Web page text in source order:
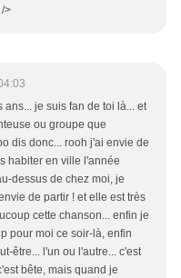
>
je suis fan de toi là... et
ou groupe que
dis donc... rooh j'ai envie de
habiter en ville l'année
dessus de chez moi, je
de partir ! et elle est très
cette chanson... enfin je
pour moi ce soir-là, enfin
être... l'un ou l'autre... c'est
bête, mais quand je